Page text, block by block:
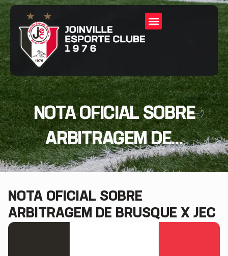
NOTA OFICIAL SOBRE
ARBITRAGEM DE...
NOTA OFICIAL SOBRE
ARBITRAGEM DE BRUSQUE X JEC